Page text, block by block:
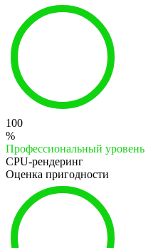
100
%
Профессиональный уровень
CPU-рендеринг
Оценка пригодности